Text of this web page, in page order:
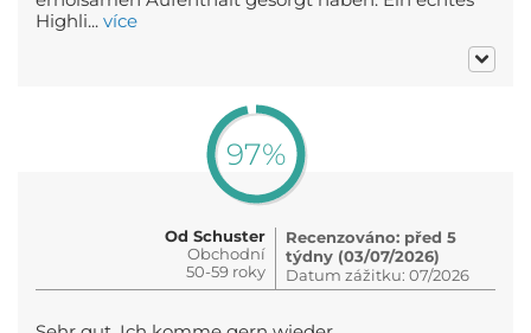
Highli... více
97%
Od Schuster
Obchodní
50-59 roky
Recenzováno: před 5
týdny (03/07/2026)
Datum zážitku: 07/2026